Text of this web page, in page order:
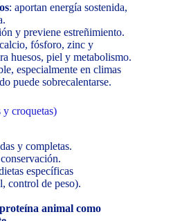
: aportan energía sostenida,
y previene estreñimiento.
fósforo, zinc y
huesos, piel y metabolismo.
especialmente en climas
puede sobrecalentarse.
y croquetas)
y completas.
específicas
control de peso).
proteína animal como